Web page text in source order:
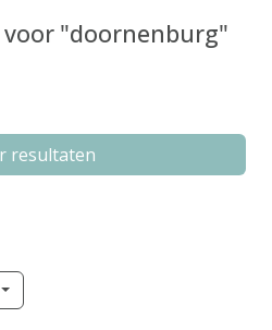
"doornenburg"
resultaten